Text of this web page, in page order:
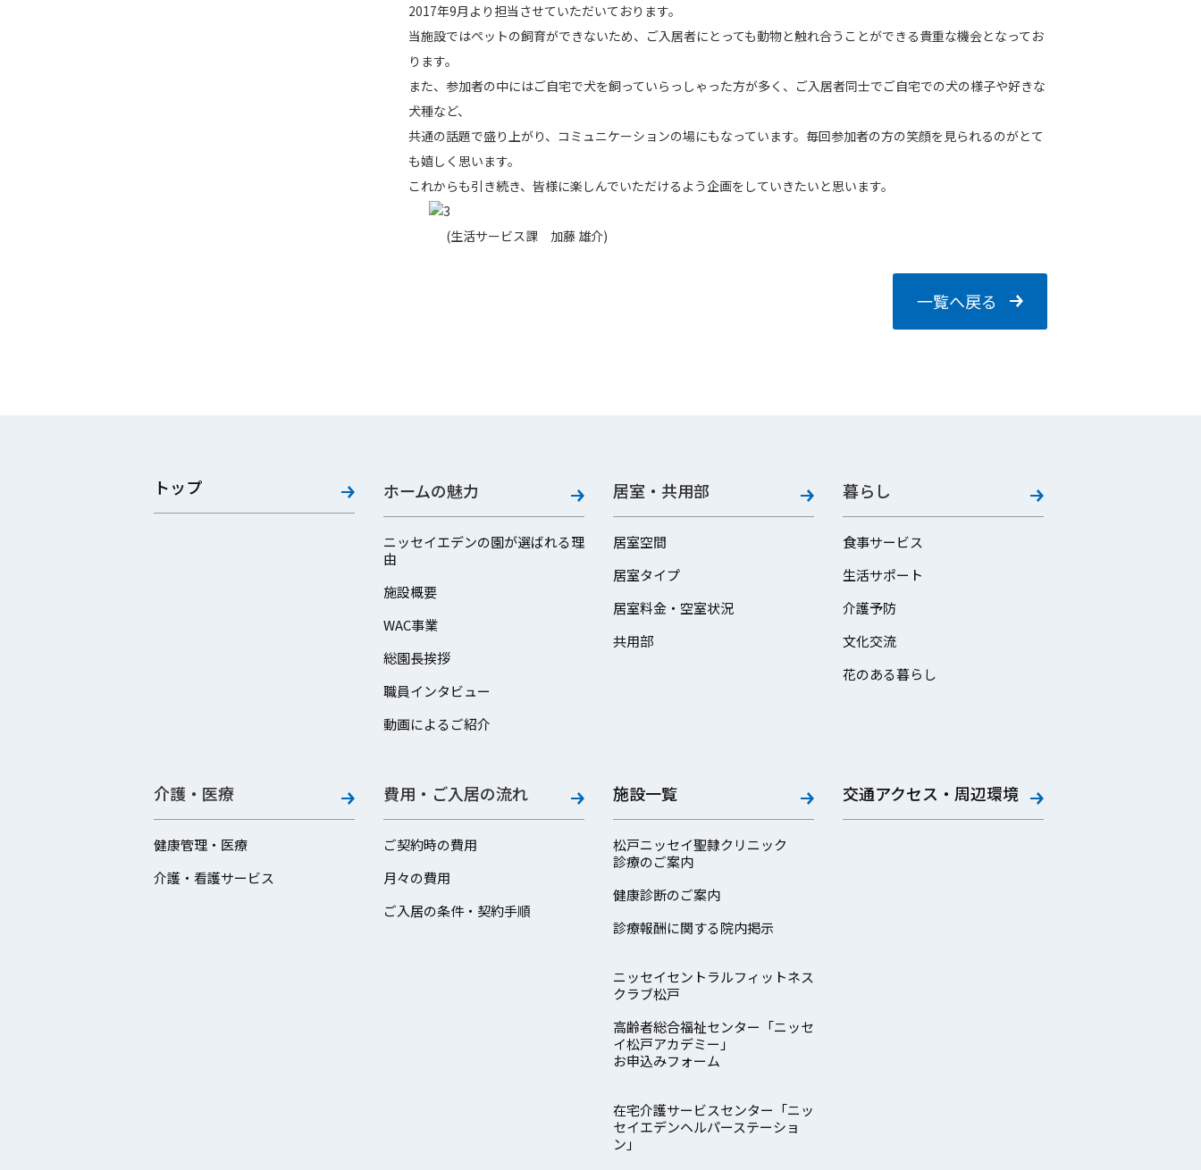
2017年9月より担当させていただいております。
当施設ではペットの飼育ができないため、ご入居者にとっても動物と触れ合うことができる貴重な機会となってお
ります。
また、参加者の中にはご自宅で犬を飼っていらっしゃった方が多く、ご入居者同士でご自宅での犬の様子や好きな
犬種など、
共通の話題で盛り上がり、コミュニケーションの場にもなっています。毎回参加者の方の笑顔を見られるのがとて
も嬉しく思います。
これからも引き続き、皆様に楽しんでいただけるよう企画をしていきたいと思います。
(生活サービス課 加藤 雄介)
一覧へ戻る
トップ ホームの魅力
ニッセイエデンの園が選ばれる理
由
施設概要
WAC事業
総園長挨拶
職員インタビュー
動画によるご紹介
居室・共用部
居室空間
居室タイプ
居室料金・空室状況
共用部
暮らし
食事サービス
生活サポート
介護予防
文化交流
花のある暮らし
介護・医療
健康管理・医療
介護・看護サービス
費用・ご入居の流れ
ご契約時の費用
月々の費用
ご入居の条件・契約手順
施設一覧
松戸ニッセイ聖隷クリニック
診療のご案内
健康診断のご案内
診療報酬に関する院内掲示
ニッセイセントラルフィットネス
クラブ松戸
高齢者総合福祉センター「ニッセ
イ松戸アカデミー」
お申込みフォーム
在宅介護サービスセンター「ニッ
セイエデンヘルパーステーショ
ン」
交通アクセス・周辺環境